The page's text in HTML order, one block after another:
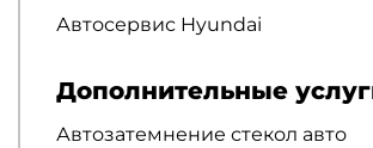
Автосервис Hyundai
Дополнительные
Автозатемнение стекол авто